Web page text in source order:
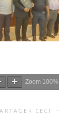
Zoom 100%
CECI